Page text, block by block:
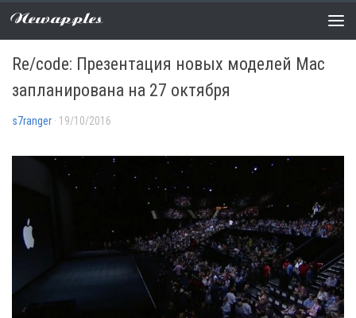
Newapples
НОВОСТИ 0 COMMENTS
Re/code: Презентация новых моделей Mac
запланирована на 27 октября
s7ranger · 19/10/2016